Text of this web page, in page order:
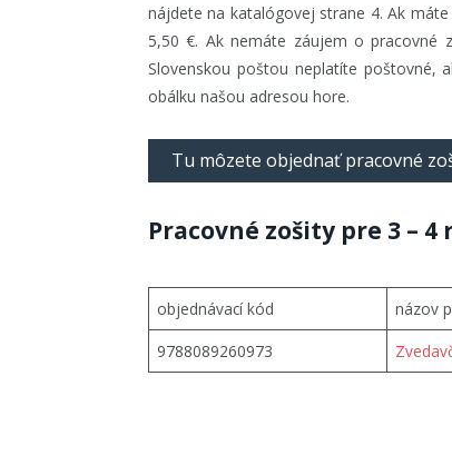
nájdete na katalógovej strane 4. Ak
5,50 €. Ak nemáte záujem o pracovné
Slovenskou poštou neplatíte poštovné,
obálku našou adresou hore.
Tu môzete objednať pracovné
Pracovné zošity pre 3 – 4
objednávací kód názov
9788089260973